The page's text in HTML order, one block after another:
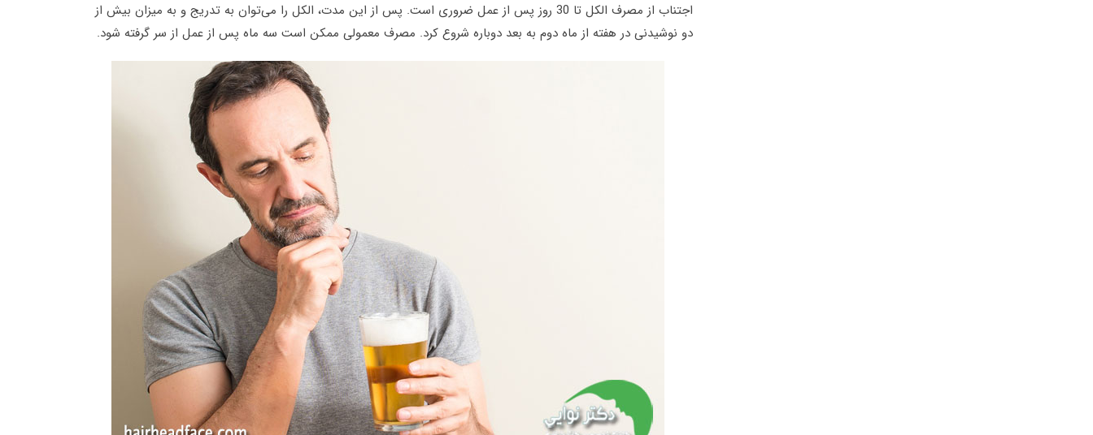
اجتناب از مصرف الکل تا 30 روز پس از عمل ضروری است. پس از این مدت، الکل را می‌توان به تدریج و به میزان بیش از
دو نوشیدنی در هفته از ماه دوم به بعد دوباره شروع کرد. مصرف معمولی ممکن است سه ماه پس از عمل از سر گرفته شود.